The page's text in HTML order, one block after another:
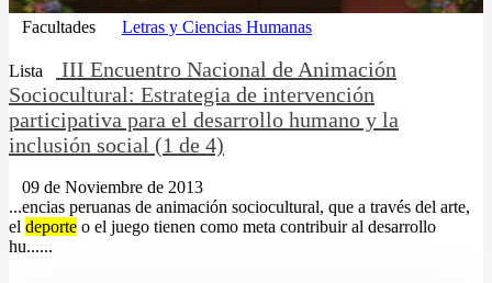
Facultades Letras y Ciencias Humanas
Lista
III Encuentro Nacional de Animación
Sociocultural: Estrategia de intervención
participativa para el desarrollo humano y la
inclusión social (1 de 4)
09 de Noviembre de 2013
...encias peruanas de animación sociocultural, que a través del arte,
el deporte o el juego tienen como meta contribuir al desarrollo
hu......